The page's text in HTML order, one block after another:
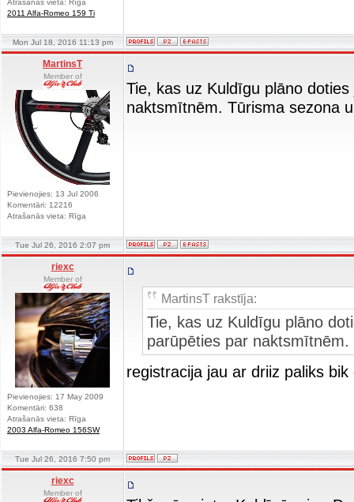
Atrašanās vieta: Rīga
2011 Alfa-Romeo 159 Ti
Mon Jul 18, 2016 11:13 pm
MartinsT
Member of
Pievienojies: 13 Jul 2006
Komentāri: 12216
Atrašanās vieta: Rīga
Tie, kas uz Kuldīgu plāno
naktsmītnēm. Tūrisma sezona
Tue Jul 26, 2016 2:07 pm
riexc
Member of
Pievienojies: 17 May 2009
Komentāri: 638
Atrašanās vieta: Rīga
2003 Alfa-Romeo 156SW
MartinsT rakstīja:
Tie, kas uz Kuldīgu plāno
parūpēties par
registracija jau ar driiz paliks
Tue Jul 26, 2016 7:50 pm
riexc
Member of